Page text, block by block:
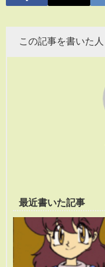
この記事を書いた人
最近書いた記事